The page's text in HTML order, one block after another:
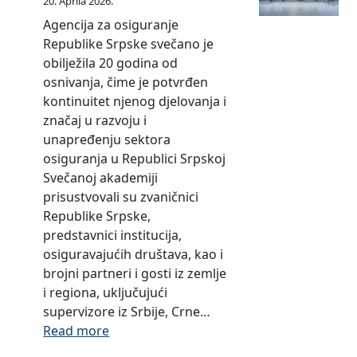
1
0
.
g
o
d
i
n
e
.
0
6
.
2
0
1
0
.
g
o
d
i
n
e
d
o
1
1
0
0
g
d
i
2
0
0
9
.
d
o
3
0
.
0
6
.
2
0
0
9
1
.
0
1
.
2
0
0
8
.
d
o
3
1
.
1
2
o
d
o
d
0
1
.
0
1
.
2
0
0
8
.
d
o
a
2
0
0
7
.
g
o
d
i
n
u
r
p
s
k
e
z
a
p
e
r
i
o
d
o
d
0
1
.
a
2
0
0
6
.
g
o
d
i
n
u
Agencija za osiguranje
Republike Srpske svečano je
obilježila 20 godina od
osnivanja, čime je potvrđen
kontinuitet njenog djelovanja i
značaj u razvoju i
unapređenju sektora
osiguranja u Republici Srpskoj
Svečanoj akademiji
prisustvovali su zvaničnici
Republike Srpske,
predstavnici institucija,
osiguravajućih društava, kao i
brojni partneri i gosti iz zemlje
i regiona, uključujući
supervizore iz Srbije, Crne…
Read more: